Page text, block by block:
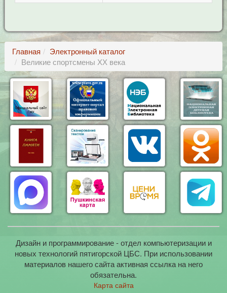
Главная
Электронный каталог
Великие спортсмены ХХ века
Дизайн и программирование - отдел компьютеризации и
новых технологий пятигорской ЦБС. При использовании
материалов нашего сайта активная ссылка на него
обязательна.
Карта сайта